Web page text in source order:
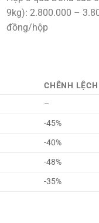
9kg): 2.800.000 –
đồng/hộp
CHÊNH LỆCH
–
-45%
-40%
-48%
-35%